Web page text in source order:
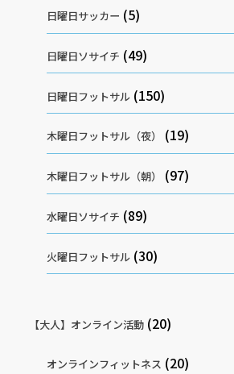
日曜日サッカー (5)
日曜日ソサイチ (49)
日曜日フットサル (150)
木曜日フットサル（夜） (19)
木曜日フットサル（朝） (97)
水曜日ソサイチ (89)
火曜日フットサル (30)
【大人】オンライン活動(20)
オンラインフィットネス (20)